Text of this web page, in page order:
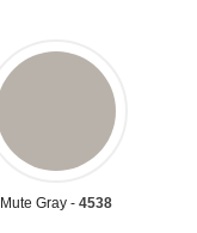
Mute Gray - 4538